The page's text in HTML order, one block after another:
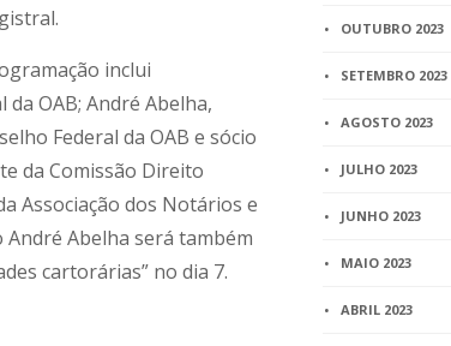
inclui
OAB; André Abelha,
Federal da OAB e sócio
da Comissão Direito
Associação dos Notários e
Abelha será também
cartorárias” no dia 7.
OUTUBRO 2023
SETEMBRO 2023
AGOSTO 2023
JULHO 2023
JUNHO 2023
MAIO 2023
ABRIL 2023